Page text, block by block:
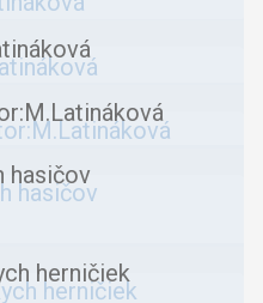
hasičov
herničiek